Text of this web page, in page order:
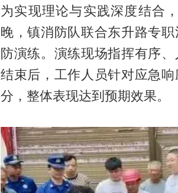
为实现理论与实践深度结合
晚，镇消防队联合东升路专
防演练。演练现场指挥有序
结束后，工作人员针对应急
分，整体表现达到预期效果。